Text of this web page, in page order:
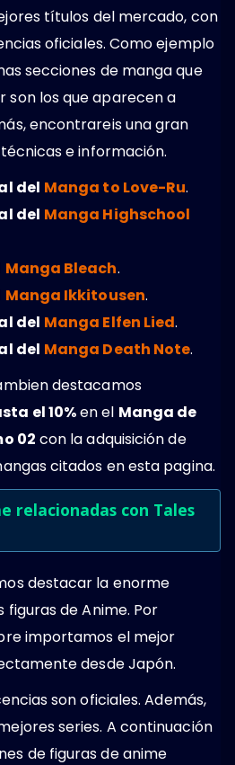
títulos del mercado, con
oficiales. Como ejemplo
secciones de manga que
son los que aparecen a
encontrareis una gran
e información.
del Manga to Love-Ru.
del Manga Highschool
Manga Bleach.
Manga Ikkitousen.
del Manga Elfen Lied.
del Manga Death Note.
destacamos
el 10%en el Manga de
02 con la adquisición de
citados en esta pagina.
relacionadas con Tales
destacar la enorme
de Anime. Por
importamos el mejor
desde Japón.
son oficiales. Además,
series. A continuación
de figuras de anime